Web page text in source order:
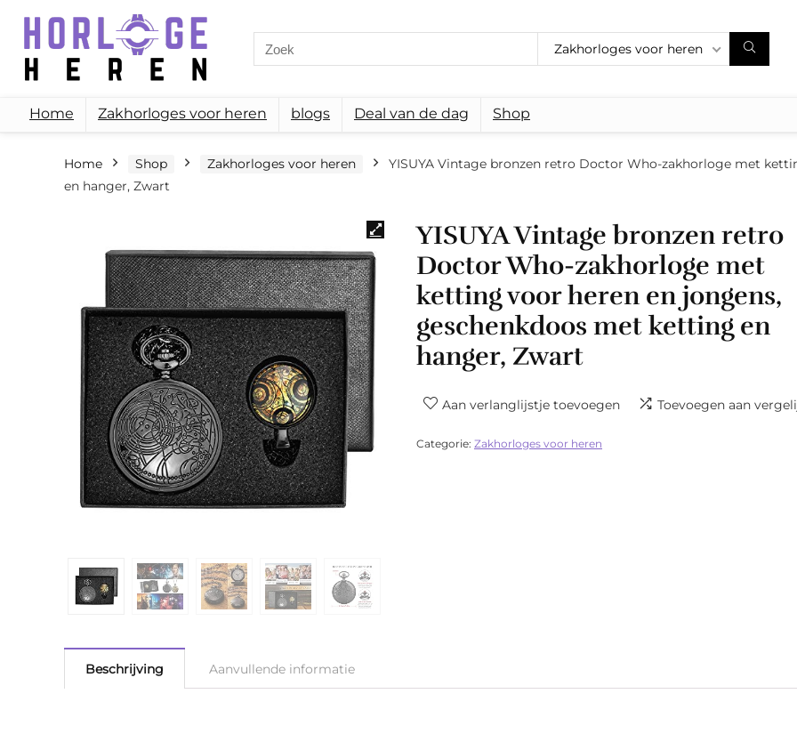
for:
Zakhorloges voor heren
Home Zakhorloges voor heren blogs Deal van de dag Shop
Home Shop Zakhorloges voor heren
YISUYA Vintage bronzen retro Doctor Who-zakhorloge met
en hanger, Zwart
YISUYA Vintage bronzen retro
Doctor Who-zakhorloge met
ketting voor heren en jongens,
geschenkdoos met ketting en
hanger, Zwart
Aan verlanglijstje toevoegen Toevoegen aan
Categorie: Zakhorloges voor heren
Beschrijving Aanvullende informatie